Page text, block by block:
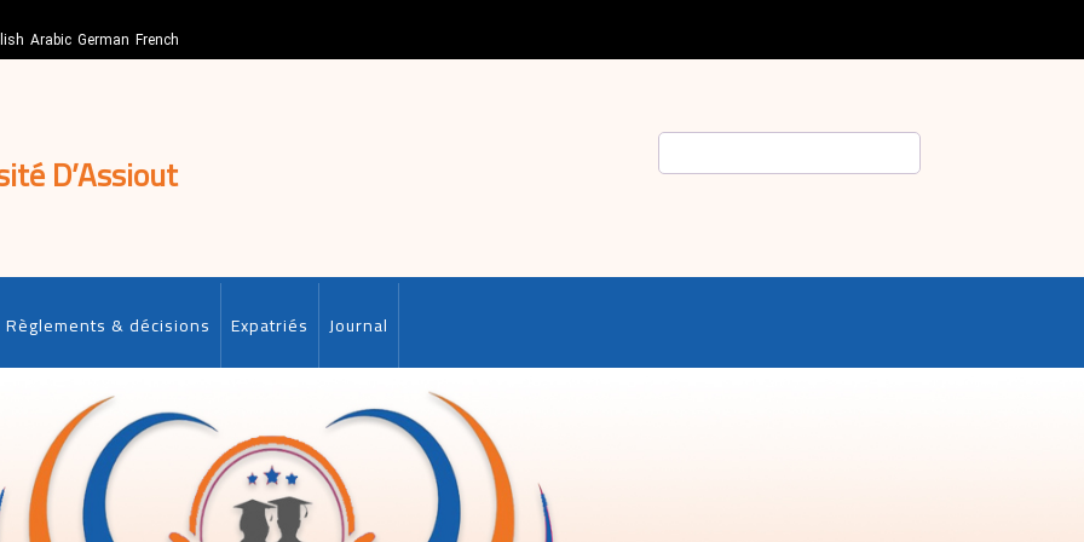
Arabic German French
D’Assiout
Règlements & décisions Expatriés Journal